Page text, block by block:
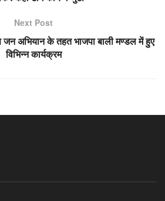
Next Post
जन अभियान के तहत भाजपा बाली मण्डल में हुए
विभिन्न कार्यक्रम